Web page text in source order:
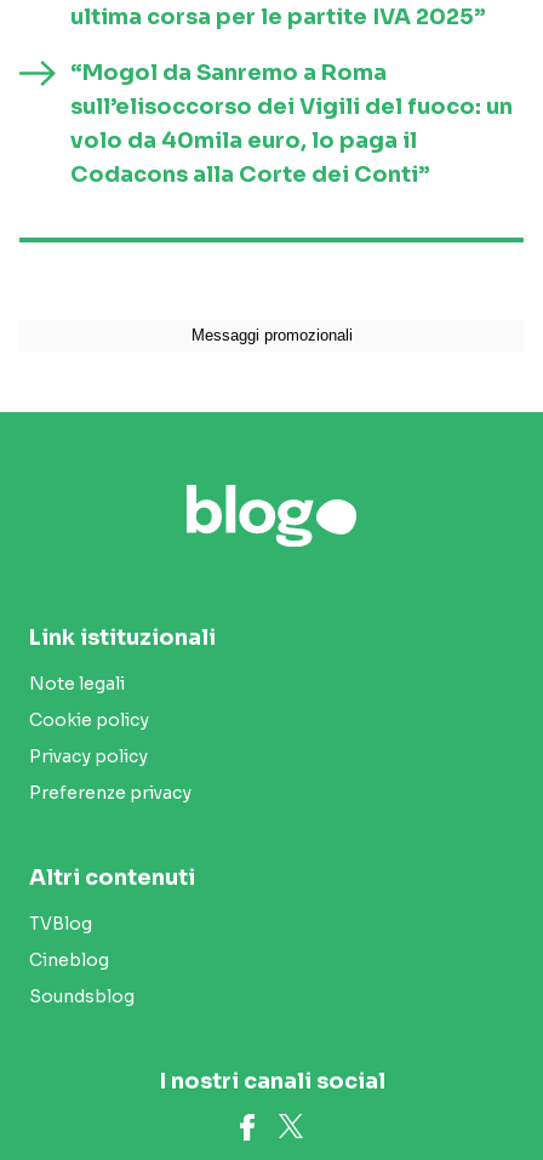
ultima corsa per le partite IVA 2025”
“Mogol da Sanremo a Roma
sull’elisoccorso dei Vigili del fuoco: un
volo da 40mila euro, lo paga il
Codacons alla Corte dei Conti”
Link istituzionali
Note legali
Cookie policy
Privacy policy
Preferenze privacy
Altri contenuti
TVBlog
Cineblog
Soundsblog
I nostri canali social